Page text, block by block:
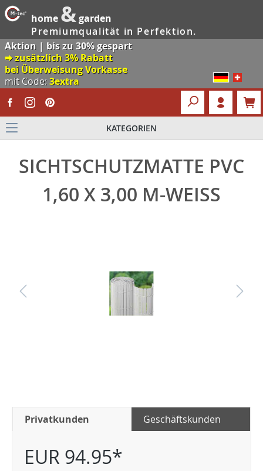
home &garden
Premiumqualität in Perfektion.
Aktion | bis zu 30% gespart
🠮 zusätzlich 3% Rabatt
bei Überweisung Vorkasse
mit Code:3extra
KATEGORIEN
SICHTSCHUTZMATTE PVC
1,60 X 3,00 M-WEISS
Privatkunden Geschäftskunden
EUR 94.95*